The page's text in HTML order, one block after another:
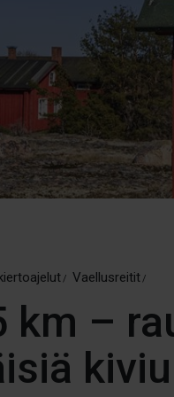
Vaellusreitit
km –